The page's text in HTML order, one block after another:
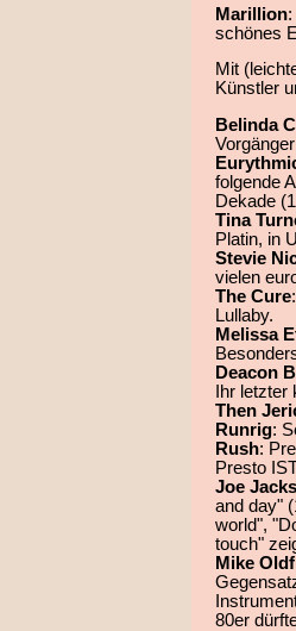
Marillion
schönes
Mit
Künstler
Belinda
folgende
Dekade
Tina
Platin, in
Stevie
vielen
The Cure
Lullaby.
Melissa
Deacon
Ihr
Then
Runrig:
Rush:
Presto
Joe
and day"
world",
touch"
Mike
80er